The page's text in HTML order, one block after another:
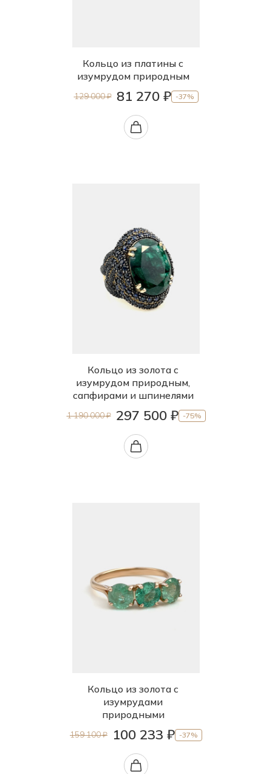
Кольцо из платины с
изумрудом природным
129 000 ₽ 81 270 ₽ -37%
Кольцо из золота с
изумрудом природным,
сапфирами и шпинелями
1 190 000 ₽ 297 500 ₽ -75%
Кольцо из золота с
изумрудами
природными
159 100 ₽ 100 233 ₽ -37%